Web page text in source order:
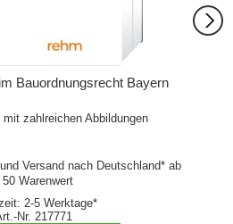
Bauordnungsrecht Bayern
zahlreichen Abbildungen
Versandnach Deutschland* ab
50 Warenwert
2-5 Werktage*
Nr. 217771